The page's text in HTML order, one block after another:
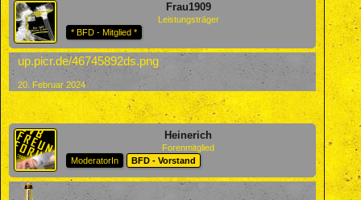
Frau1909
Leistungsträger
* BFD - Mitglied *
up.picr.de/46745892ds.png
20. Februar 2024
Heinerich
Forenmitglied
ModeratorIn
BFD - Vorstand